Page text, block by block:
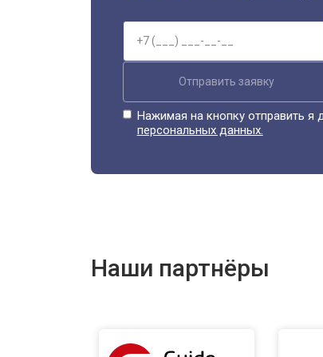
Отправить заявку
Нажимая на кнопку отправить я
персональных данных.
Наши партнёры